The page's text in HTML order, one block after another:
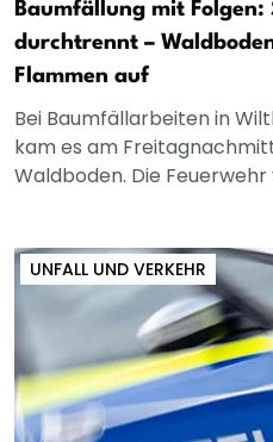
Baumfällung mit
durchtrennt –
Flammen auf
Bei Baumfällarbeiten in
kam es am
Waldboden. Die Feuerwehr
UNFALL UND VERKEHR